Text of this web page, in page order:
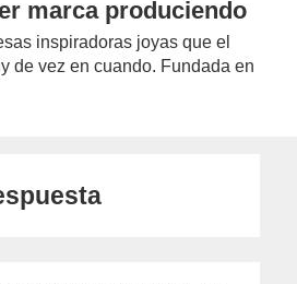
marca produciendo
inspiradoras joyas que el
de vez en cuando. Fundada en